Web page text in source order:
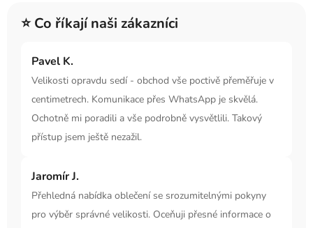
⭐ Co říkají naši zákazníci
Pavel K.
Velikosti opravdu sedí - obchod vše poctivě přeměřuje v
centimetrech. Komunikace přes WhatsApp je skvělá.
Ochotně mi poradili a vše podrobně vysvětlili. Takový
přístup jsem ještě nezažil.
Jaromír J.
Přehledná nabídka oblečení se srozumitelnými pokyny
pro výběr správné velikosti. Oceňuji přesné informace o